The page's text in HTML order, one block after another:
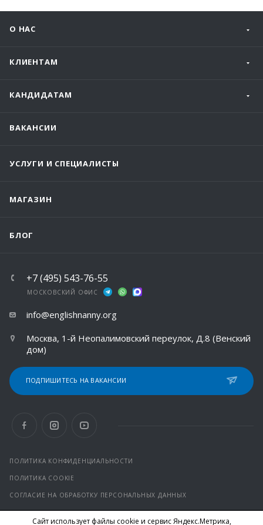
О НАС
КЛИЕНТАМ
КАНДИДАТАМ
ВАКАНСИИ
УСЛУГИ И СПЕЦИАЛИСТЫ
МАГАЗИН
БЛОГ
+7 (495) 543-76-55
МОСКОВСКИЙ ОФИС
info@englishnanny.org
Москва, 1-й Неопалимовский переулок, Д.8 (Венский
дом)
ПОДПИШИТЕСЬ НА ВАКАНСИИ
ПОЛИТИКА КОНФИДЕНЦИАЛЬНОСТИ
ПОЛИТИКА COOKIE
СОГЛАСИЕ НА ОБРАБОТКУ ПЕРСОНАЛЬНЫХ ДАННЫХ
Сайт использует файлы cookie и сервис Яндекс.Метрика,